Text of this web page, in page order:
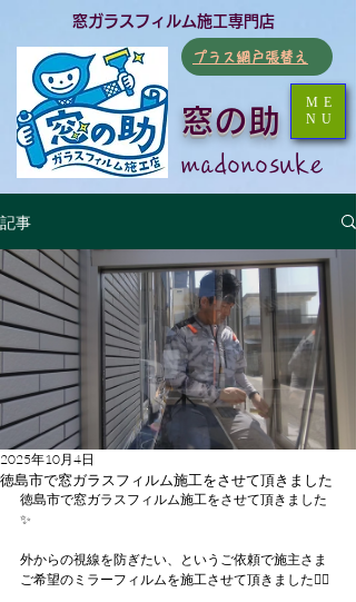
窓の助
​窓ガラスフィルム施工専門店
​madonosuke
​プラス網戸張替え
ME
NU
記事
徳島市で窓ガラスフィルム施工をさせて頂きました
2025年10月4日
徳島市で窓ガラスフィルム施工をさせて頂きました
✨
外からの視線を防ぎたい、というご依頼で施主さま
ご希望のミラーフィルムを施工させて頂きました🙇‍♂